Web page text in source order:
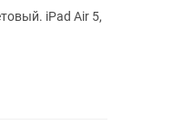
iPad Air 5,